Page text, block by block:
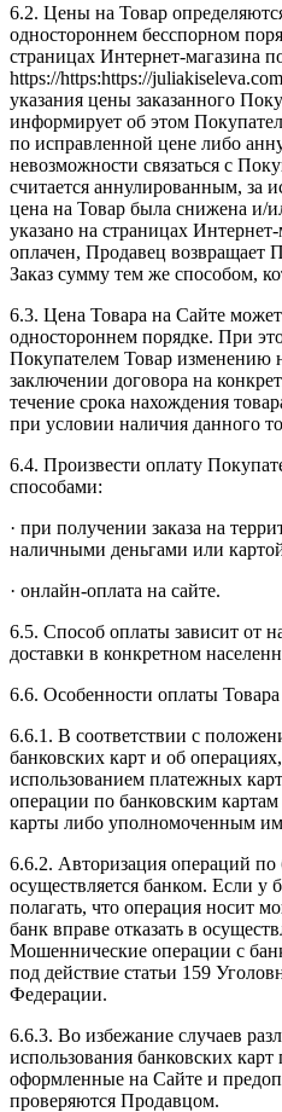
6.2. Цены на Товар
одностороннем бесспорном
страницах Интернет-магазина
https://https:https://
указания цены заказанного
информирует об этом
по исправленной цене либо
невозможности связаться с
считается аннулированным, за
цена на Товар была снижена и/
указано на страницах
оплачен, Продавец возвращает
Заказ сумму тем же способом,
6.3. Цена Товара на Сайте
одностороннем порядке. При
Покупателем Товар изменению
заключении договора на
течение срока нахождения
при условии наличия данного
6.4. Произвести оплату
способами:
· при получении заказа на
наличными деньгами или
· онлайн-оплата на сайте.
6.5. Способ оплаты зависит от
доставки в конкретном
6.6. Особенности оплаты
6.6.1. В соответствии с
банковских карт и об
использованием платежных
операции по банковским
карты либо уполномоченным
6.6.2. Авторизация операций по
осуществляется банком. Если у
полагать, что операция носит
банк вправе отказать в
Мошеннические операции с
под действие статьи 159
Федерации.
6.6.3. Во избежание случаев
использования банковских карт
оформленные на Сайте и
проверяются Продавцом.